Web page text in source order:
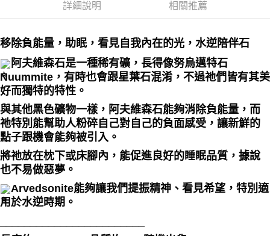
郵局幫你送（離島）
付款後門市自取
免運費
詳細說明 相關推薦
移除負能量，助眠，看見自我內在的光，水逆陪伴石
阿夫維森石是一種稀有礦，長得像努烏邁特石
Nuummite，有時也會跟星葉石混淆，不過祂們皆有其美
好而獨特的特性。
與其他黑色礦物一樣，阿夫維森石能夠消除負能量，而
祂特別能幫助人粉碎自己對自己的負面感受，讓新鮮的
點子跟機會能夠被引入 。
將祂放在枕下或床腳內，能促進良好的睡眠品質，據說
也不易做惡夢。
Arvedsonite能夠讓我們提振精神、看見希望，特別 適
用於水逆時期 。